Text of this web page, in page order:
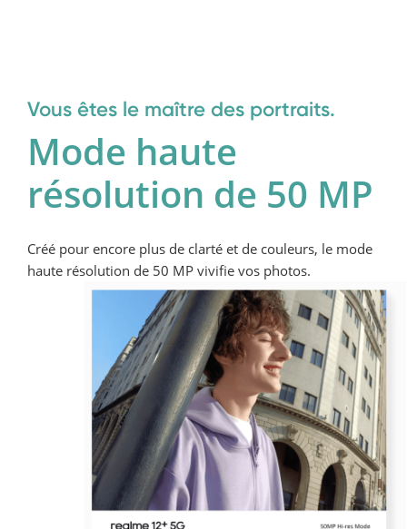
Vous êtes le maître des portraits.
Mode haute
résolution de 50 MP
Créé pour encore plus de clarté et de couleurs, le mode
haute résolution de 50 MP vivifie vos photos.